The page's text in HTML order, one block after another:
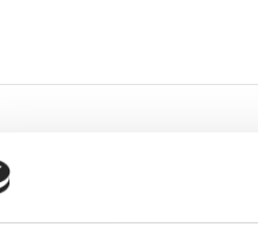
hvorfor